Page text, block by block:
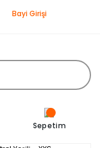
Bayi Girişi
Sepetim